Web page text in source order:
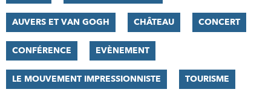
AUVERS ET VAN GOGH CHÂTEAU CONCERT
CONFÉRENCE EVÈNEMENT
LE MOUVEMENT IMPRESSIONNISTE TOURISME